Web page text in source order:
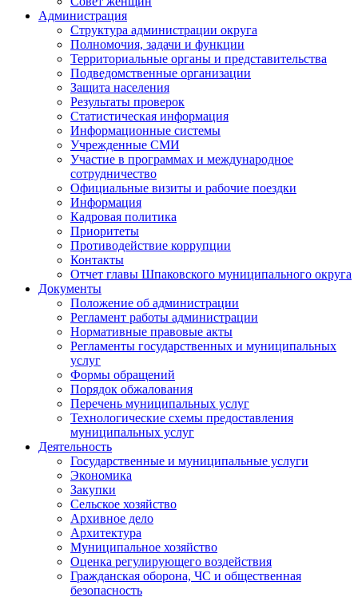
Администрация
Структура администрации округа
Полномочия, задачи и функции
Территориальные органы и представительства
Подведомственные организации
Защита населения
Результаты проверок
Статистическая информация
Информационные системы
Учрежденные СМИ
Участие в программах и международное
сотрудничество
Официальные визиты и рабочие поездки
Информация
Кадровая политика
Приоритеты
Противодействие коррупции
Контакты
Отчет главы Шпаковского муниципального округа
Документы
Положение об администрации
Регламент работы администрации
Нормативные правовые акты
Регламенты государственных и муниципальных
услуг
Формы обращений
Порядок обжалования
Перечень муниципальных услуг
Технологические схемы предоставления
муниципальных услуг
Деятельность
Государственные и муниципальные услуги
Экономика
Закупки
Сельское хозяйство
Архивное дело
Архитектура
Муниципальное хозяйство
Оценка регулирующего воздействия
Гражданская оборона, ЧС и общественная
безопасность